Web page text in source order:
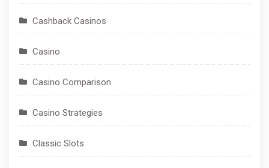
Cashback Casinos
Casino
Casino Comparison
Casino Strategies
Classic Slots